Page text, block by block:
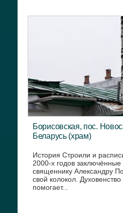
Борисовская, пос.
Беларусь (храм)
История Строили и
2000-х годов
священнику Александру
свой колокол.
помогает...